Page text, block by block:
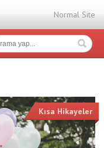
Normal Site
Kısa Hikayeler